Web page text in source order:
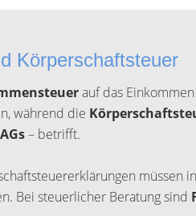
Körperschaftsteuer
auf das
während die
– betrifft.
müssen
Bei steuerlicher Beratung sind